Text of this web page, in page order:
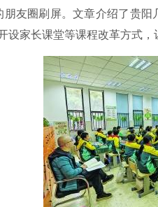
友圈刷屏。文章介绍了贵
设家长课堂等课程改革方式，